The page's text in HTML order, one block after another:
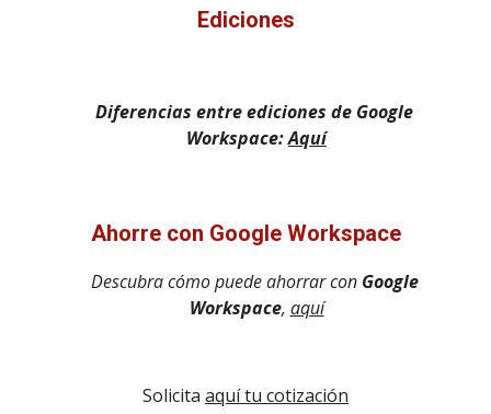
Ediciones
Diferencias entre ediciones de Google
Workspace: Aquí
Ahorre con Google Workspace
Descubra cómo puede ahorrar con Google
Workspace, aquí
Solicita aquí tu cotización